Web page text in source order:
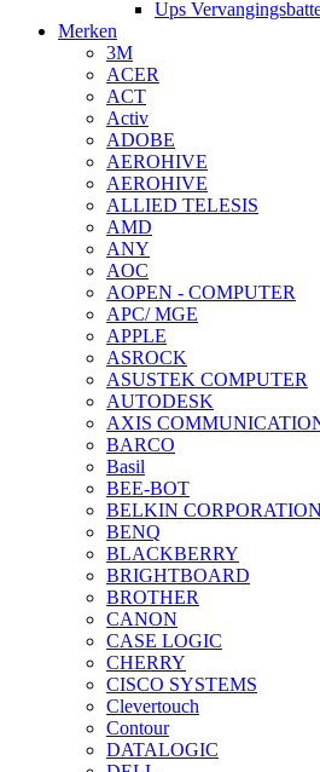
Ups
Merken
3M
ACER
ACT
Activ
ADOBE
AEROHIVE
AEROHIVE
ALLIED TELESIS
AMD
ANY
AOC
AOPEN - COMPUTER
APC/ MGE
APPLE
ASROCK
ASUSTEK COMPUTER
AUTODESK
AXIS
BARCO
Basil
BEE-BOT
BELKIN CORPORATION
BENQ
BLACKBERRY
BRIGHTBOARD
BROTHER
CANON
CASE LOGIC
CHERRY
CISCO SYSTEMS
Clevertouch
Contour
DATALOGIC